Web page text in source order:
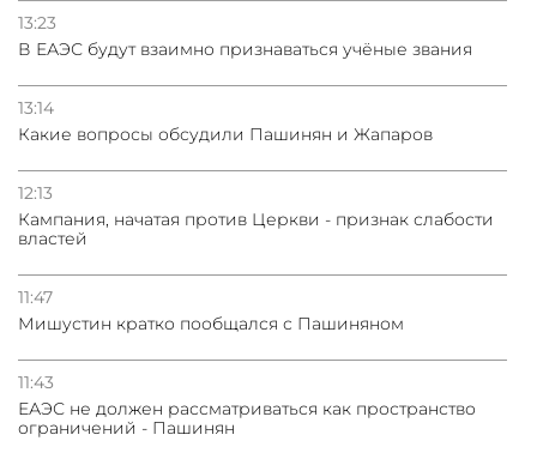
13:23
В ЕАЭС будут взаимно признаваться учёные звания
13:14
Какие вопросы обсудили Пашинян и Жапаров
12:13
Кампания, начатая против Церкви - признак слабости
властей
11:47
Мишустин кратко пообщался с Пашиняном
11:43
ЕАЭС не должен рассматриваться как пространство
ограничений - Пашинян